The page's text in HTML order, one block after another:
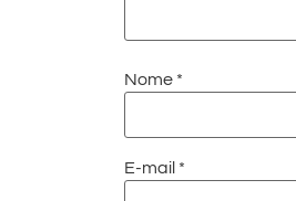
Nome *
E-mail *